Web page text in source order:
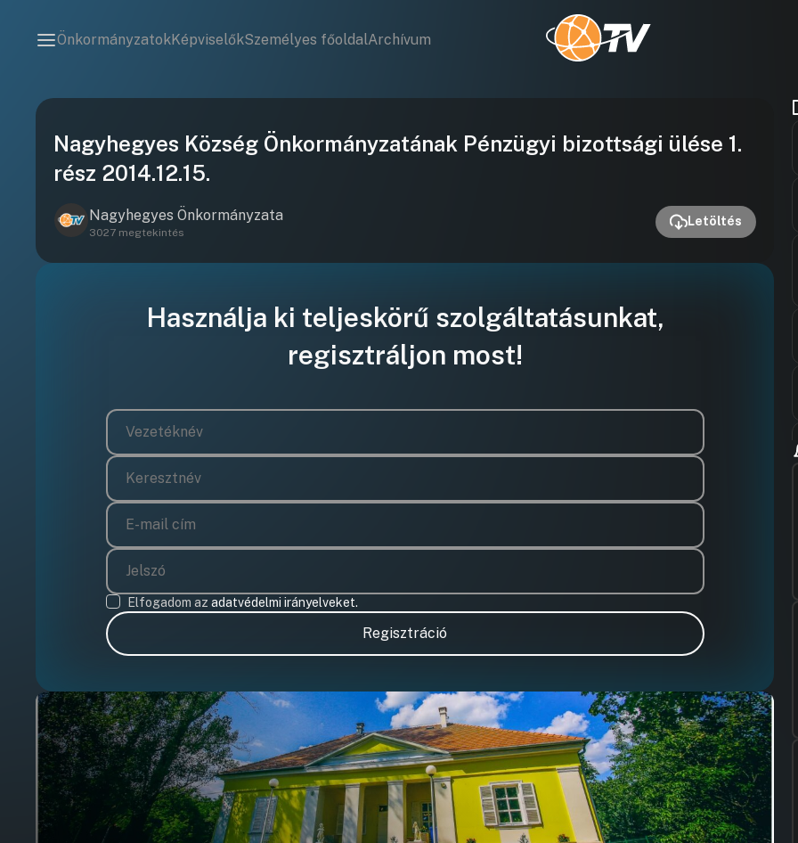
ÖnkormányzatokKépviselőkSzemélyes főoldalArchívum
lejátszása
Nagyhegyes Község Önkormányzatának Pénzügyi bizottsági ülése 1.
rész 2014.12.15.
Nagyhegyes Önkormányzata
3027 megtekintés
Letöltés
Használja ki teljeskörű szolgáltatásunkat,
regisztráljon most!
Elfogadom az adatvédelmi irányelveket.
Regisztráció